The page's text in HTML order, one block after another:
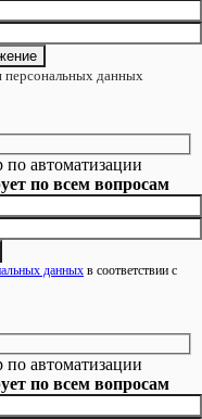
персональных данных
автоматизации
по всем вопросам
данных в соответствии с
автоматизации
по всем вопросам